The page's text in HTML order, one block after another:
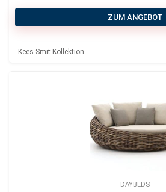
ZUM ANGEBOT
Kees Smit Kollektion
DAYBEDS